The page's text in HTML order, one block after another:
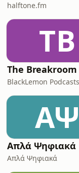
halftone.fm
TB
The Breakroom
BlackLemon Podcasts
ΑΨ
Απλά Ψηφιακά
Απλά Ψηφιακά